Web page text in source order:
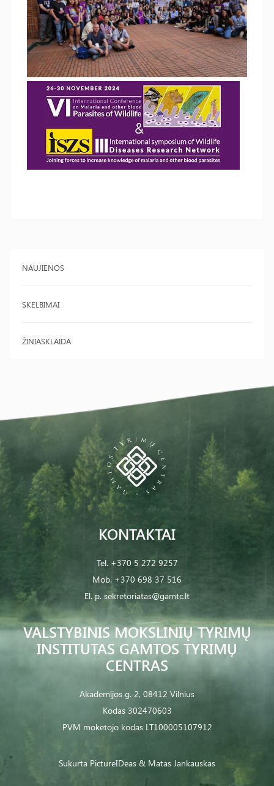
NAUJIENOS
SKELBIMAI
ŽINIASKLAIDA
VALSTYBINIS MOKSLINIŲ TYRIMŲ
INSTITUTAS GAMTOS TYRIMŲ
CENTRAS
Akademijos g. 2, 08412 Vilnius
Kodas 302470603
PVM mokėtojo kodas LT100005107912
KONTAKTAI
Tel. +370 5 272 9257
Mob. +370 698 37 516
El. p. sekretoriatas@gamtc.lt
Sukurta PictureIDeas & Matas Jankauskas